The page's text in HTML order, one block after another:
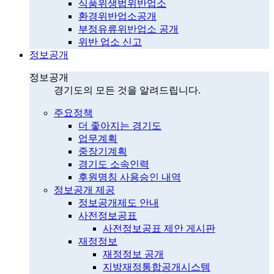
식품위생법위반업소
환경위반업소공개
부정유류위반업소 공개
위반 업소 신고
정보공개
정보공개
경기도의 모든 것을 알려드립니다.
주요정책
더 좋아지는 경기도
업무계획
중장기계획
경기도 소속인력
후원명칭 사용승인 내역
정보공개 제공
정보공개제도 안내
사전정보공표
사전정보공표 제안 게시판
재정정보
재정정보 공개
지방재정통합공개시스템